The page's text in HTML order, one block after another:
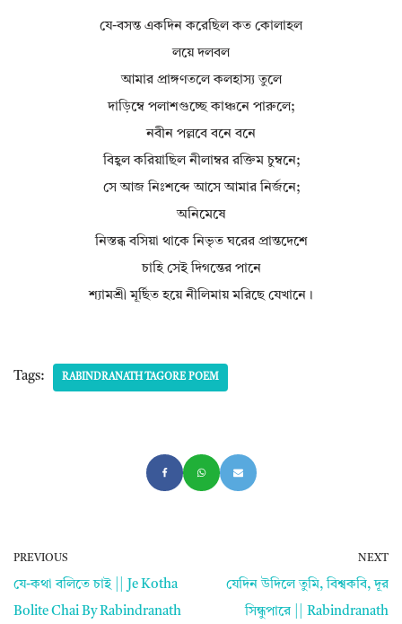
যে-বসন্ত একদিন করেছিল কত কোলাহল
লয়ে দলবল
আমার প্রাঙ্গণতলে কলহাস্য তুলে
দাড়িম্বে পলাশগুচ্ছে কাঞ্চনে পারুলে;
নবীন পল্লবে বনে বনে
বিহ্বল করিয়াছিল নীলাম্বর রক্তিম চুম্বনে;
সে আজ নিঃশব্দে আসে আমার নির্জনে;
অনিমেষে
নিস্তব্ধ বসিয়া থাকে নিভৃত ঘরের প্রান্তদেশে
চাহি সেই দিগন্তের পানে
শ্যামশ্রী মূর্ছিত হয়ে নীলিমায় মরিছে যেখানে।
Tags: RABINDRANATH TAGORE POEM
PREVIOUS
যে-কথা বলিতে চাই || Je Kotha
Bolite Chai By Rabindranath
NEXT
যেদিন উদিলে তুমি, বিশ্বকবি, দূর
সিন্ধুপারে || Rabindranath